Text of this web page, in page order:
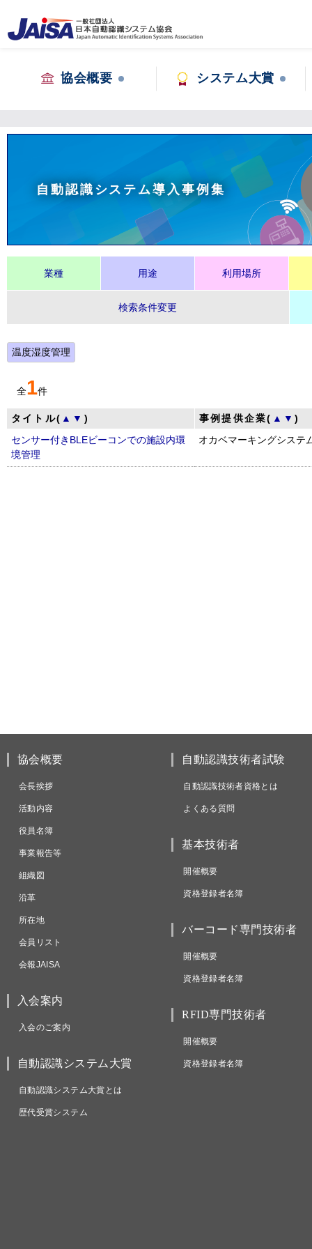
協会概要 システム大賞
自動認識システム導入事例集
業種 用途 利用場所
検索条件変更
温度湿度管理
全1件
タイトル( ▲ ▼ ) 事例提供企業( ▲ ▼)
センサー付きBLEビーコンでの施設内環
境管理
オカベマーキングシステ
協会概要
会長挨拶
活動内容
役員名簿
事業報告等
組織図
沿革
所在地
会員リスト
会報JAISA
入会案内
入会のご案内
自動認識システム大賞
自動認識システム大賞とは
歴代受賞システム
自動認識技術者試験
自動認識技術者資格とは
よくある質問
基本技術者
開催概要
資格登録者名簿
バーコード専門技術者
開催概要
資格登録者名簿
RFID専門技術者
開催概要
資格登録者名簿